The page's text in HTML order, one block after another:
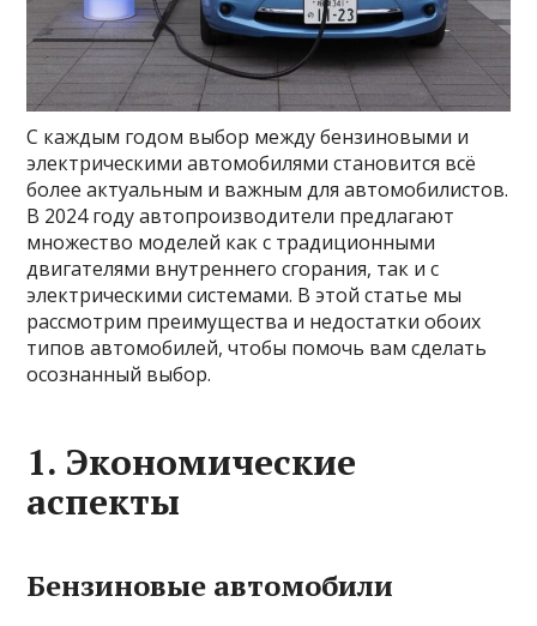
С каждым годом выбор между бензиновыми и
электрическими автомобилями становится всё
более актуальным и важным для автомобилистов.
В 2024 году автопроизводители предлагают
множество моделей как с традиционными
двигателями внутреннего сгорания, так и с
электрическими системами. В этой статье мы
рассмотрим преимущества и недостатки обоих
типов автомобилей, чтобы помочь вам сделать
осознанный выбор.
1. Экономические
аспекты
Бензиновые автомобили